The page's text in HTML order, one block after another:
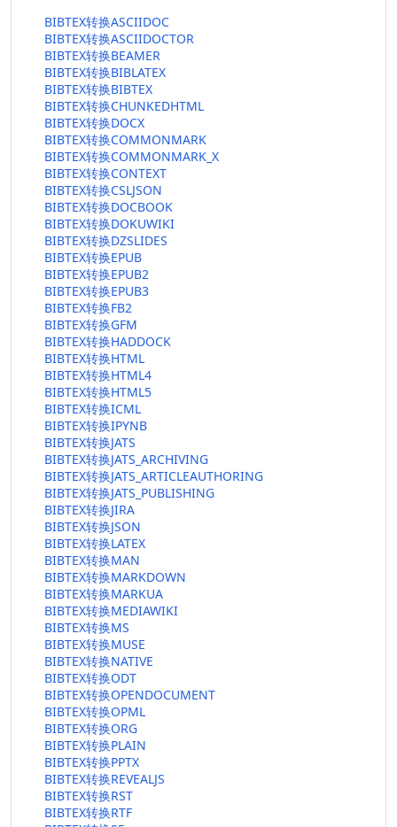
BIBTEX转换ASCIIDOC
BIBTEX转换ASCIIDOCTOR
BIBTEX转换BEAMER
BIBTEX转换BIBLATEX
BIBTEX转换BIBTEX
BIBTEX转换CHUNKEDHTML
BIBTEX转换DOCX
BIBTEX转换COMMONMARK
BIBTEX转换COMMONMARK_X
BIBTEX转换CONTEXT
BIBTEX转换CSLJSON
BIBTEX转换DOCBOOK
BIBTEX转换DOKUWIKI
BIBTEX转换DZSLIDES
BIBTEX转换EPUB
BIBTEX转换EPUB2
BIBTEX转换EPUB3
BIBTEX转换FB2
BIBTEX转换GFM
BIBTEX转换HADDOCK
BIBTEX转换HTML
BIBTEX转换HTML4
BIBTEX转换HTML5
BIBTEX转换ICML
BIBTEX转换IPYNB
BIBTEX转换JATS
BIBTEX转换JATS_ARCHIVING
BIBTEX转换JATS_ARTICLEAUTHORING
BIBTEX转换JATS_PUBLISHING
BIBTEX转换JIRA
BIBTEX转换JSON
BIBTEX转换LATEX
BIBTEX转换MAN
BIBTEX转换MARKDOWN
BIBTEX转换MARKUA
BIBTEX转换MEDIAWIKI
BIBTEX转换MS
BIBTEX转换MUSE
BIBTEX转换NATIVE
BIBTEX转换ODT
BIBTEX转换OPENDOCUMENT
BIBTEX转换OPML
BIBTEX转换ORG
BIBTEX转换PLAIN
BIBTEX转换PPTX
BIBTEX转换REVEALJS
BIBTEX转换RST
BIBTEX转换RTF